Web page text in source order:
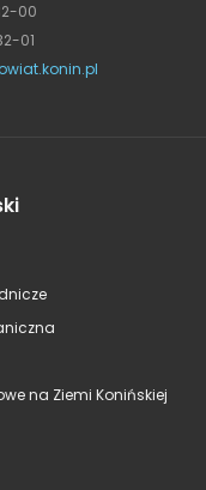
00
01
na Ziemi Konińskiej